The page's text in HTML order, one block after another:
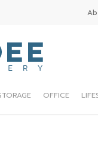
OFFICE